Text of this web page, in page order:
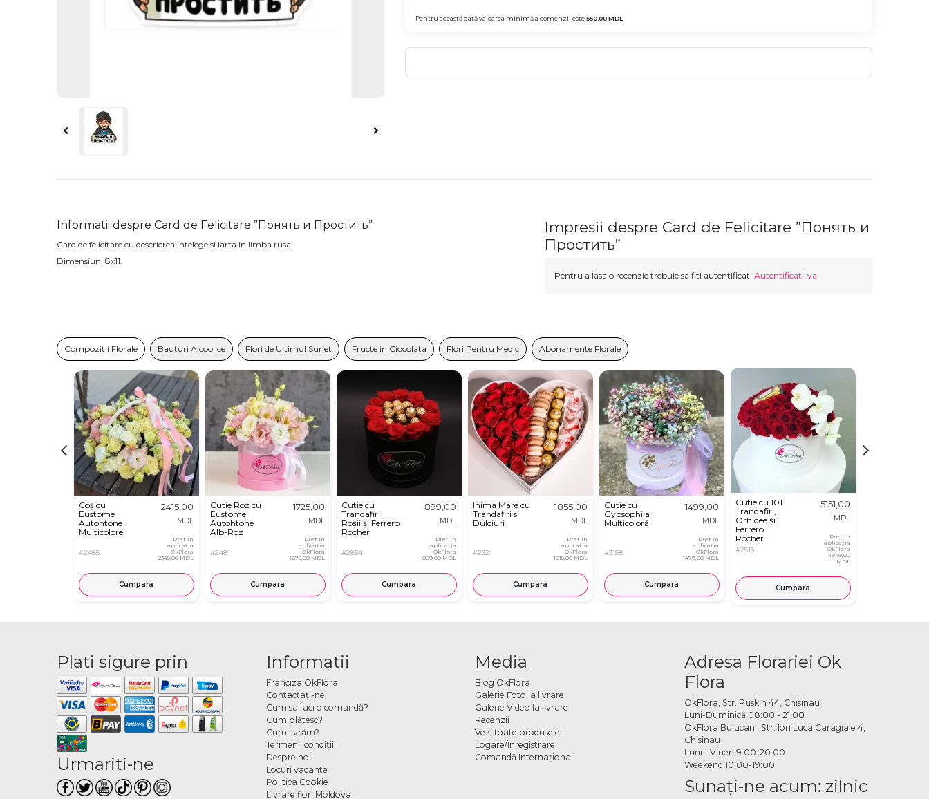
Pentru această dată valoarea minimă a comenzii este550.00MDL
Informatii despre Card de Felicitare ”Понять и Простить”
Card de felicitare cu descrierea intelege si iarta in limba rusa.
Dimensiuni 8x11.
Impresii despre Card de Felicitare ”Понять и
Простить”
Pentru a lasa o recenzie trebuie sa fiti autentificati Autentificati-va
Compozitii Florale Bauturi Alcoolice Flori de Ultimul Sunet Fructe in Ciocolata Flori Pentru Medic Abonamente Florale
Coș cu
Eustome
Autohtone
Multicolore
#2485
2415,00
MDL
Pret in
aplicatia
OkFlora
2345,00 MDL
Cumpara
Cutie Roz cu
Eustome
Autohtone
Alb-Roz
#2481
1725,00
MDL
Pret in
aplicatia
OkFlora
1675,00 MDL
Cumpara
Cutie cu
Trandafiri
Roșii și Ferrero
Rocher
#2854
899,00
MDL
Pret in
aplicatia
OkFlora
889,00 MDL
Cumpara
Inima Mare cu
Trandafiri si
Dulciuri
#2321
1855,00
MDL
Pret in
aplicatia
OkFlora
1815,00 MDL
Cumpara
Cutie cu
Gypsophila
Multicoloră
#3158
1499,00
MDL
Pret in
aplicatia
OkFlora
1479,00 MDL
Cumpara
Cutie cu 101
Trandafiri,
Orhidee și
Ferrero
Rocher
#2515
5151,00
MDL
Pret in
aplicatia
OkFlora
4949,00
MDL
Cumpara
Plati sigure prin
Urmariti-ne
Informatii
Franciza OkFlora
Contactaţi-ne
Cum sa faci o comandă?
Cum plătesc?
Cum livrăm?
Termeni, condiţii
Despre noi
Locuri vacante
Politica Cookie
Livrare flori Moldova
Media
Blog OkFlora
Galerie Foto la livrare
Galerie Video la livrare
Recenzii
Vezi toate produsele
Logare/Înregistrare
Comandă Internațional
Adresa Florariei Ok
Flora
OkFlora, Str. Puskin 44, Chisinau
Luni-Duminică 08:00 - 21:00
OkFlora Buiucani, Str. Ion Luca Caragiale 4,
Chisinau
Luni - Vineri 9:00-20:00
Weekend 10:00-19:00
Sunaţi-ne acum: zilnic